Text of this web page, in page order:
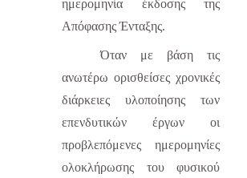
ημερομηνία έκδοσης της
Απόφασης Ένταξης.
Όταν με βάση τις
ανωτέρω ορισθείσες χρονικές
διάρκειες υλοποίησης των
επενδυτικών έργων οι
προβλεπόμενες ημερομηνίες
ολοκλήρωσης του φυσικού